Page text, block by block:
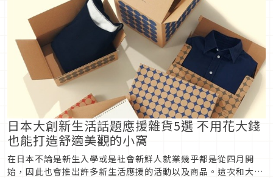
日本大創新生活話題應援雜貨5選 不用花大錢
也能打造舒適美觀的小窩
在日本不論是新生入學或是社會新鮮人就業幾乎都是從四月開
始，因此也會推出許多新生活應援的活動以及商品。這次和大家